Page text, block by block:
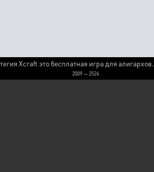
Xcraft это бесплатная игра для алигархов.
2009 — 2526